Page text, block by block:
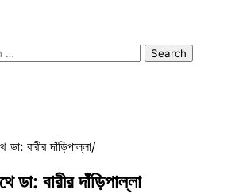
ডা: বারীর দাঁড়িপাল্লা
ডা: বারীর দাঁড়িপাল্লা